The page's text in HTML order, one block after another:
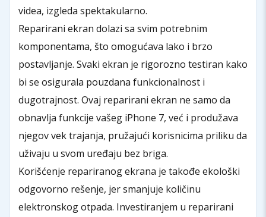
videa, izgleda spektakularno.
Reparirani ekran dolazi sa svim potrebnim
komponentama, što omogućava lako i brzo
postavljanje. Svaki ekran je rigorozno testiran kako
bi se osigurala pouzdana funkcionalnost i
dugotrajnost. Ovaj reparirani ekran ne samo da
obnavlja funkcije vašeg iPhone 7, već i produžava
njegov vek trajanja, pružajući korisnicima priliku da
uživaju u svom uređaju bez briga.
Korišćenje repariranog ekrana je takođe ekološki
odgovorno rešenje, jer smanjuje količinu
elektronskog otpada. Investiranjem u reparirani